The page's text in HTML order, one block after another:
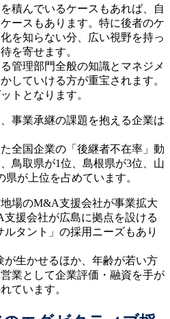
積んでいるケースもあれば、自
ースもあります。特に後者のケ
を知らない分、広い視野を持っ
を寄せます。
管理部門全般の知識とマネジメ
していける方が重宝されます。
トとなります。
事業承継の課題を抱える企業は
全国企業の「後継者不在率」動
鳥取県が1位、島根県が3位、山
が上位を占めています。
場のM&A支援会社が事業拡大
援会社が広島に拠点を設ける
タント」の採用ニーズもあり
生かせるほか、年齢が若い方
業として企業評価・融資を手が
ています。